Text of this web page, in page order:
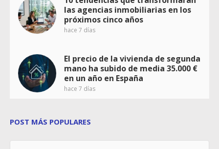
las agencias inmobiliarias en los
próximos cinco años
hace 7 días
El precio de la vivienda de segunda
mano ha subido de media 35.000 €
en un año en España
hace 7 días
POST MÁS POPULARES